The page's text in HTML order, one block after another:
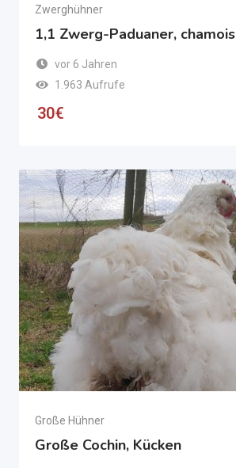
Zwerghühner
1,1 Zwerg-Paduaner, chamois
vor 6 Jahren
1.963 Aufrufe
30€
Große Hühner
Große Cochin, Kücken